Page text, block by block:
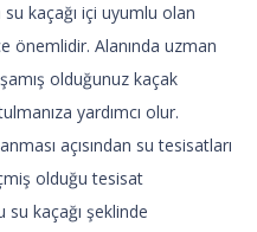
kaçağı içi uyumlu olan
önemlidir. Alanında uzman
olduğunuz kaçak
yardımcı olur.
açısından su tesisatları
olduğu tesisat
su kaçağı şeklinde